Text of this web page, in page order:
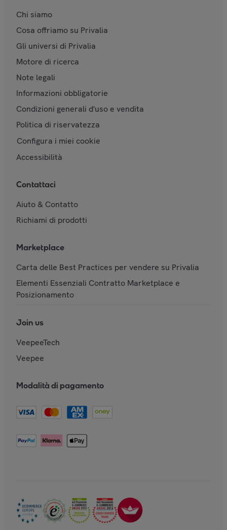
Chi siamo
Cosa offriamo su Privalia
Gli universi di Privalia
Motore di ricerca
Note legali
Informazioni obbligatorie
Condizioni generali d'uso e vendita
Politica di riservatezza
Configura i miei cookie
Accessibilità
Contattaci
Aiuto & Contatto
Richiami di prodotti
Marketplace
Carta delle Best Practices per vendere su Privalia
Elementi Essenziali Contratto Marketplace e
Posizionamento
Join us
VeepeeTech
Veepee
Modalità di pagamento